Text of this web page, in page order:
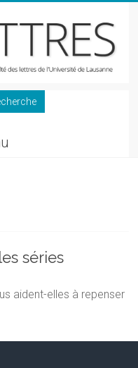
séries
aident-elles à repenser